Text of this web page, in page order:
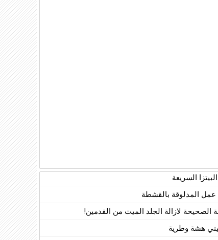
السريعة
المدلوقة بالقشطة
الصحيحة لازالة الجلد الميت من القدمين!
هشة وطرية